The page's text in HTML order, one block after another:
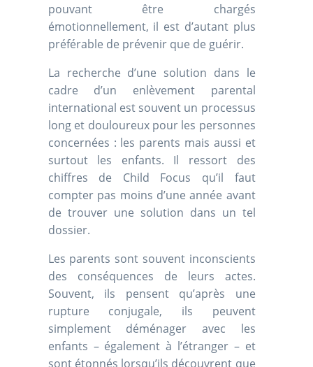
pouvant être chargés
émotionnellement, il est d’autant plus
préférable de prévenir que de guérir.
La recherche d’une solution dans le
cadre d’un enlèvement parental
international est souvent un processus
long et douloureux pour les personnes
concernées : les parents mais aussi et
surtout les enfants. Il ressort des
chiffres de Child Focus qu’il faut
compter pas moins d’une année avant
de trouver une solution dans un tel
dossier.
Les parents sont souvent inconscients
des conséquences de leurs actes.
Souvent, ils pensent qu’après une
rupture conjugale, ils peuvent
simplement déménager avec les
enfants – également à l’étranger – et
sont étonnés lorsqu’ils découvrent que